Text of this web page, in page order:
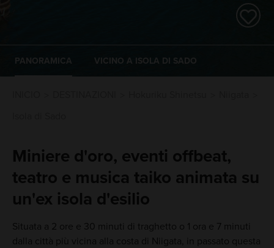
PANORAMICA VICINO A ISOLA DI SADO
Miniere d'oro, eventi offbeat,
teatro e musica taiko animata su
un'ex isola d'esilio
Situata a 2 ore e 30 minuti di traghetto o 1 ora e 7 minuti
dalla città più vicina alla costa di Niigata, in passato questa